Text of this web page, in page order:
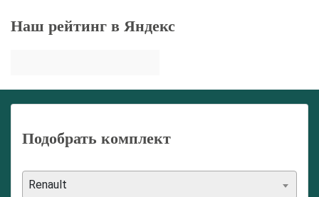
Наш рейтинг в Яндекс
Подобрать комплект
Renault